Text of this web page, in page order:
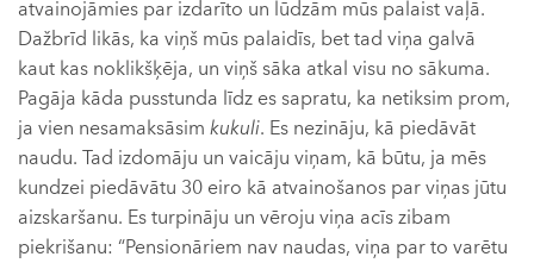
atvainojāmies par izdarīto un lūdzām mūs palaist vaļā.
Dažbrīd likās, ka viņš mūs palaidīs, bet tad viņa galvā
kaut kas noklikšķēja, un viņš sāka atkal visu no sākuma.
Pagāja kāda pusstunda līdz es sapratu, ka netiksim prom,
ja vien nesamaksāsim kukuli. Es nezināju, kā piedāvāt
naudu. Tad izdomāju un vaicāju viņam, kā būtu, ja mēs
kundzei piedāvātu 30 eiro kā atvainošanos par viņas jūtu
aizskaršanu. Es turpināju un vēroju viņa acīs zibam
piekrišanu: “Pensionāriem nav naudas, viņa par to varētu